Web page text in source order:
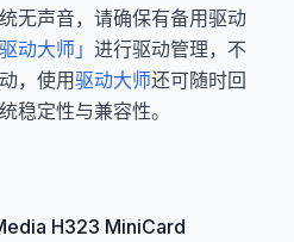
无声音，请确保有备用驱动
驱动大师」 进行驱动管理，不
，使用驱动大师还可随时回
稳定性与兼容性。
H323 MiniCard